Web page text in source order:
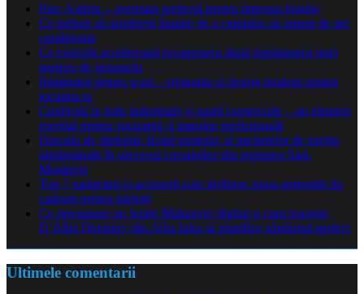
Parc Astérix – aventura perfectă pentru întreaga familie
Ce trebuie să urmărești înainte de a cumpăra un aparat de aer
condiționat
Ce exerciții accelerează recuperarea după implantarea unei
proteze de genunchi
Iluminatul pentru scari – siguranta si design modern pentru
locuinta ta
Curățenia în hale industriale și spații comerciale – un element
esențial pentru siguranță și imagine profesională
Dincolo de diplomă: Rolul strategic al pachetelor de sprijin
săptămânale în succesul cursanților din regiunea Sud-
Muntenia
Top 7 gadgeturi și accesorii care definesc noua generație de
cadouri pentru bărbați
Ce presupune un Smile Makeover digital și cum reușește
D’Alba Dentistry din Alba Iulia să planifice zâmbetul perfect
Ultimele comentarii